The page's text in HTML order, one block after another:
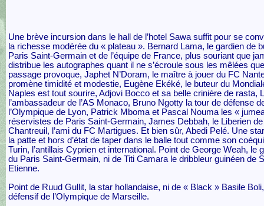
Une brève incursion dans le hall de l’hotel Sawa suffit pour se
la richesse modérée du « plateau ». Bernard Lama, le gardien de
Paris Saint-Germain et de l’équipe de France, plus souriant que
distribue les autographes quant il ne s’écroule sous les mêlées
passage provoque, Japhet N’Doram, le maître à jouer du FC
promène timidité et modestie, Eugène Ekéké, le buteur du
Naples est tout sourire, Adjovi Bocco et sa belle crinière de rasta,
l’ambassadeur de l’AS Monaco, Bruno Ngotty la tour de défense
l’Olympique de Lyon, Patrick Mboma et Pascal Nouma les «
réservistes de Paris Saint-Germain, James Debbah, le Liberien
Chantreuil, l’ami du FC Martigues. Et bien sûr, Abedi Pelé. Une
la patte et hors d’état de taper dans le balle tout comme son
Turin, l’antillais Cyprien et international. Point de George Weah, le
du Paris Saint-Germain, ni de Titi Camara le dribbleur guinéen de
Etienne.
Point de Ruud Gullit, la star hollandaise, ni de « Black » Basile Boli,
défensif de l’Olympique de Marseille.